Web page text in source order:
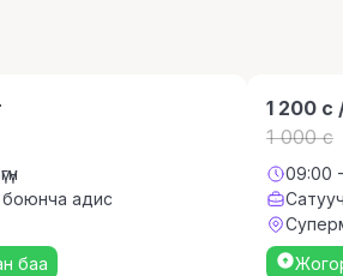
адис
баа
1 200 с
1 000 c
09:00 -